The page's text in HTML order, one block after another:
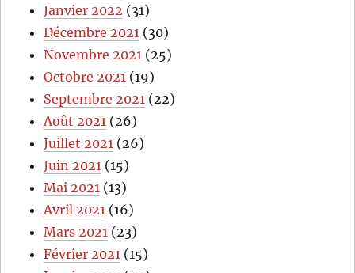
Janvier 2022 (31)
Décembre 2021 (30)
Novembre 2021 (25)
Octobre 2021 (19)
Septembre 2021 (22)
Août 2021 (26)
Juillet 2021 (26)
Juin 2021 (15)
Mai 2021 (13)
Avril 2021 (16)
Mars 2021 (23)
Février 2021 (15)